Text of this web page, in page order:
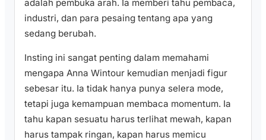
adalah pembuka arah. Ia memberi tahu pembaca,
industri, dan para pesaing tentang apa yang
sedang berubah.
Insting ini sangat penting dalam memahami
mengapa Anna Wintour kemudian menjadi figur
sebesar itu. Ia tidak hanya punya selera mode,
tetapi juga kemampuan membaca momentum. Ia
tahu kapan sesuatu harus terlihat mewah, kapan
harus tampak ringan, kapan harus memicu